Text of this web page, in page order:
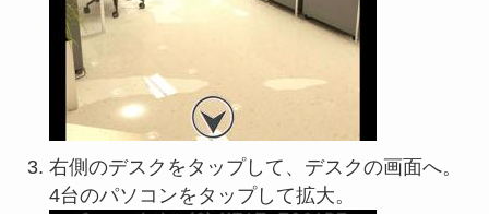
右側のデスクをタップして、デスクの画面へ。
4台のパソコンをタップして拡大。